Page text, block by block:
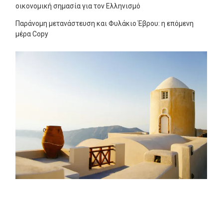
οικονομική σημασία για τον Ελληνισμό
Παράνομη μετανάστευση και Φυλάκιο Έβρου: η επόμενη
μέρα Copy